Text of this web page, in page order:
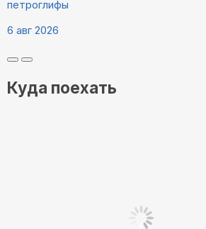
петроглифы
6 авг 2026
Куда поехать